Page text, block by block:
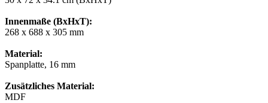
Innenmaße (BxHxT):
268 x 688 x 305 mm
Material:
Spanplatte, 16 mm
Zusätzliches Material:
MDF